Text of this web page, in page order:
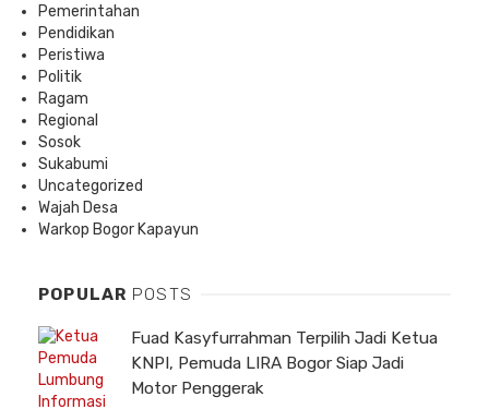
Pemerintahan
Pendidikan
Peristiwa
Politik
Ragam
Regional
Sosok
Sukabumi
Uncategorized
Wajah Desa
Warkop Bogor Kapayun
POPULAR POSTS
Fuad Kasyfurrahman Terpilih Jadi Ketua
KNPI, Pemuda LIRA Bogor Siap Jadi
Motor Penggerak